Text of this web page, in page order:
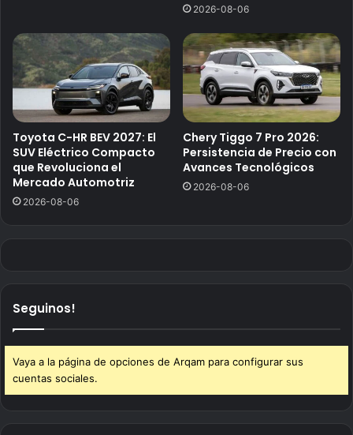
2026-08-06
Toyota C-HR BEV 2027: El
SUV Eléctrico Compacto
que Revoluciona el
Mercado Automotriz
2026-08-06
Chery Tiggo 7 Pro 2026:
Persistencia de Precio con
Avances Tecnológicos
2026-08-06
Seguinos!
Vaya a la página de opciones de Arqam para configurar sus
cuentas sociales.